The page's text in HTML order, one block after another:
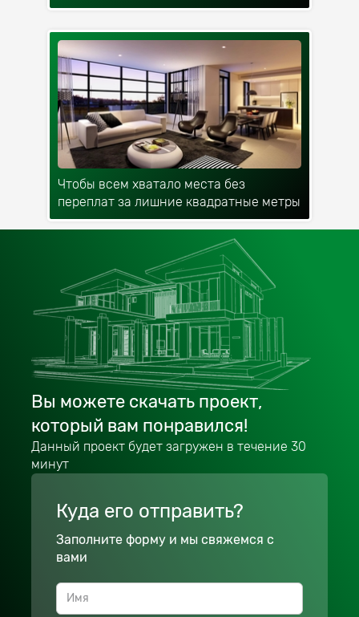
Чтобы всем хватало места без
переплат за лишние квадратные метры
Вы можете скачать проект,
который вам понравился!
Данный проект будет загружен в течение 30
минут
Куда его отправить?
Заполните форму и мы свяжемся с
вами